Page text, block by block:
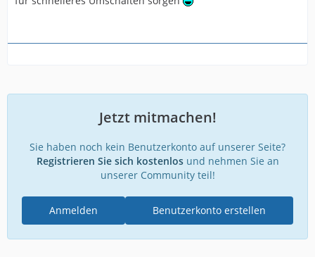
Jetzt mitmachen!
Sie haben noch kein Benutzerkonto auf unserer Seite?
Registrieren Sie sich kostenlosund nehmen Sie an
unserer Community teil!
Benutzerkonto erstellen
Anmelden